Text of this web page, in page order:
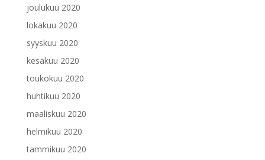
joulukuu 2020
lokakuu 2020
syyskuu 2020
kesäkuu 2020
toukokuu 2020
huhtikuu 2020
maaliskuu 2020
helmikuu 2020
tammikuu 2020